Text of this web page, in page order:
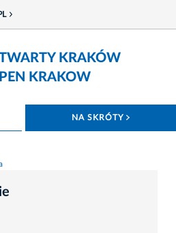
KRAKÓW
KRAKOW
NA SKRÓTY